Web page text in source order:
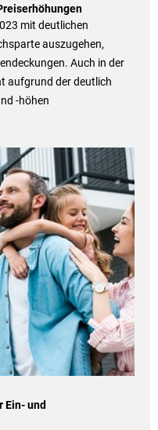
mit deutlichen
auszugehen,
Auch in der
aufgrund der deutlich
-höhen
Ein- und